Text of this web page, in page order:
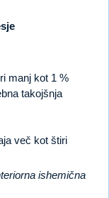
manj kot 1 %
takojšnja
več kot štiri
ishemična